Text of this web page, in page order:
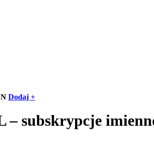
Dodaj +
subskrypcje